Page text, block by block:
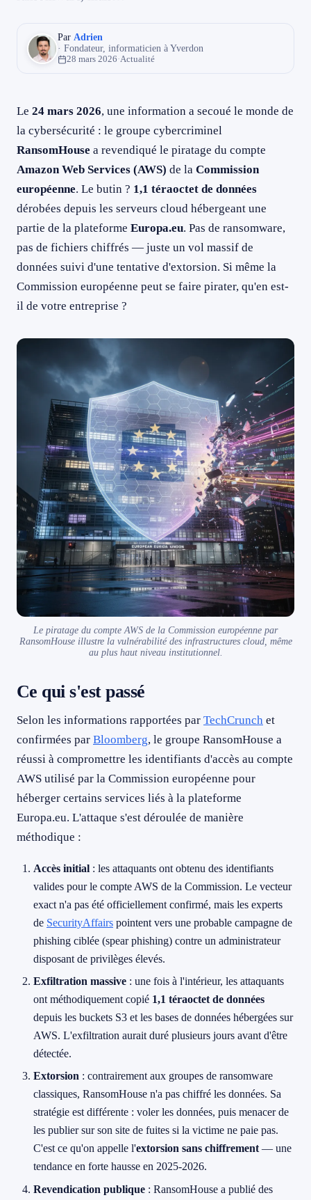
Par Adrien
· Fondateur, informaticien à Yverdon
28 mars 2026·Actualité
Le 24 mars 2026, une information a secoué le monde de
la cybersécurité : le groupe cybercriminel
RansomHouse a revendiqué le piratage du compte
Amazon Web Services (AWS) de la Commission
européenne. Le butin ? 1,1 téraoctet de données
dérobées depuis les serveurs cloud hébergeant une
partie de la plateforme Europa.eu. Pas de ransomware,
pas de fichiers chiffrés — juste un vol massif de
données suivi d'une tentative d'extorsion. Si même la
Commission européenne peut se faire pirater, qu'en est-
il de votre entreprise ?
Le piratage du compte AWS de la Commission européenne par
RansomHouse illustre la vulnérabilité des infrastructures cloud, même
au plus haut niveau institutionnel.
Ce qui s'est passé
Selon les informations rapportées par TechCrunch et
confirmées par Bloomberg, le groupe RansomHouse a
réussi à compromettre les identifiants d'accès au compte
AWS utilisé par la Commission européenne pour
héberger certains services liés à la plateforme
Europa.eu. L'attaque s'est déroulée de manière
méthodique :
Accès initial : les attaquants ont obtenu des identifiants
valides pour le compte AWS de la Commission. Le vecteur
exact n'a pas été officiellement confirmé, mais les experts
de SecurityAffairs pointent vers une probable campagne de
phishing ciblée (spear phishing) contre un administrateur
disposant de privilèges élevés.
Exfiltration massive : une fois à l'intérieur, les attaquants
ont méthodiquement copié 1,1 téraoctet de données
depuis les buckets S3 et les bases de données hébergées sur
AWS. L'exfiltration aurait duré plusieurs jours avant d'être
détectée.
Extorsion : contrairement aux groupes de ransomware
classiques, RansomHouse n'a pas chiffré les données. Sa
stratégie est différente : voler les données, puis menacer de
les publier sur son site de fuites si la victime ne paie pas.
C'est ce qu'on appelle l'extorsion sans chiffrement — une
tendance en forte hausse en 2025-2026.
Revendication publique : RansomHouse a publié des
La souveraineté des données en question
Checklist : sécurisez votre environnement cloud